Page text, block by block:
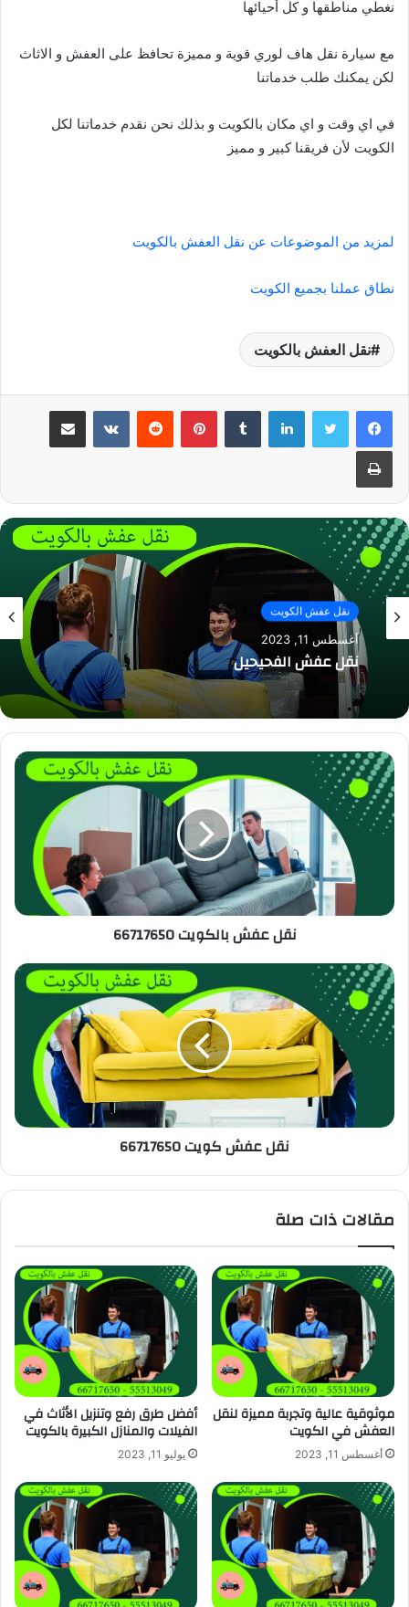
نغطي مناطقها و كل أحيائها
مع سيارة نقل هاف لوري قوية و مميزة تحافظ على العفش و الاثاث
لكن يمكنك طلب خدماتنا
في اي وقت و اي مكان بالكويت و بذلك نحن نقدم خدماتنا لكل
الكويت لأن فريقنا كبير و مميز
لمزيد من الموضوعات عن نقل العفش بالكويت
نطاق عملنا بجميع الكويت
نقل العفش بالكويت
لينكدإن بينتيريست مشاركة عبر البريد
طباعة
نقل عفش الكويت
أغسطس 11, 2023
نقل عفش الفحيحيل
نقل عفش الكويت
أغسطس 11, 2023
نقل عفش داخل المنزل-نصائح لتسهيل العملية
نقل عفش بالكويت 66717650
نقل عفش كويت 66717650
مقالات ذات صلة
موثوقية عالية وتجربة مميزة لنقل
العفش في الكويت
أغسطس 11, 2023
أفضل طرق رفع وتنزيل الأثاث في
الفيلات والمنازل الكبيرة بالكويت
يوليو 11, 2023